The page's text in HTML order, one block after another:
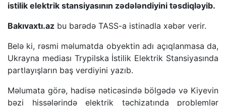
istilik elektrik stansiyasının zədələndiyini təsdiqləyib.
Bakıvaxtı.az bu barədə TASS-a istinadla xəbər verir.
Belə ki, rəsmi məlumatda obyektin adı açıqlanmasa da,
Ukrayna mediası Trypilska İstilik Elektrik Stansiyasında
partlayışların baş verdiyini yazıb.
Məlumata görə, hadisə nəticəsində bölgədə və Kiyevin
bəzi hissələrində elektrik təchizatında problemlər